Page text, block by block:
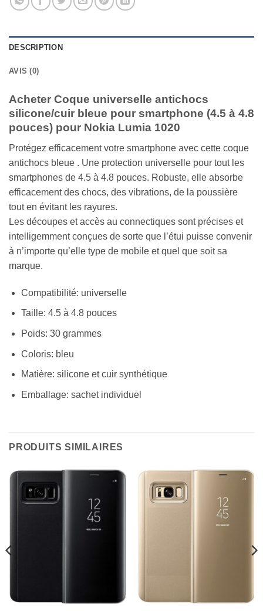
DESCRIPTION
AVIS (0)
Acheter Coque universelle antichocs
silicone/cuir bleue pour smartphone (4.5 à 4.8
pouces) pour Nokia Lumia 1020
Protégez efficacement votre smartphone avec cette coque
antichocs bleue . Une protection universelle pour tout les
smartphones de 4.5 à 4.8 pouces. Robuste, elle absorbe
efficacement des chocs, des vibrations, de la poussière
tout en évitant les rayures.
Les découpes et accès au connectiques sont précises et
intelligemment conçues de sorte que l’étui puisse convenir
à n’importe qu’elle type de mobile et quel que soit sa
marque.
Compatibilité: universelle
Taille: 4.5 à 4.8 pouces
Poids: 30 grammes
Coloris: bleu
Matière: silicone et cuir synthétique
Emballage: sachet individuel
PRODUITS SIMILAIRES